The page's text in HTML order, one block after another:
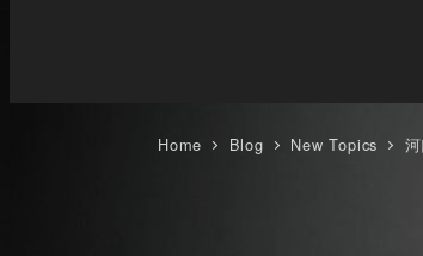
Home Blog New Topics